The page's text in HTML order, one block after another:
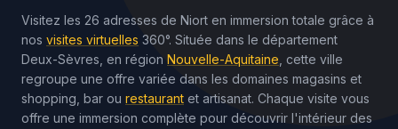
Visitez les 26 adresses de Niort en immersion totale grâce à
nos visites virtuelles 360°. Située dans le département
Deux-Sèvres, en région Nouvelle-Aquitaine , cette ville
regroupe une offre variée dans les domaines magasins et
shopping, bar ou restaurant et artisanat. Chaque visite vous
offre une immersion complète pour découvrir l'intérieur des